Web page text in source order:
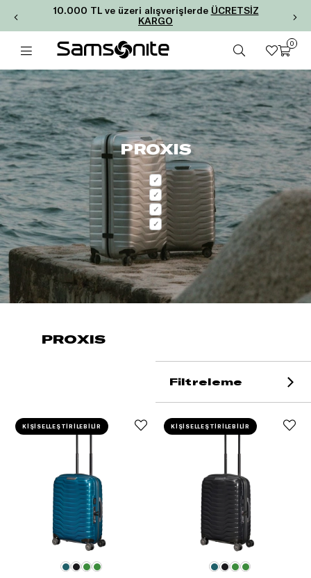
10.000 TL ve üzeri alışverişlerde ÜCRETSİZ
KARGO
0
PROXIS
✓
✓
✓
✓
PROXIS
Filtreleme
KİŞİSELLEŞTİRİLEBİLİR KİŞİSELLEŞTİRİLEBİLİR